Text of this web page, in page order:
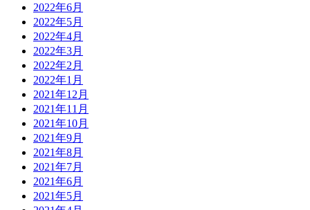
2022年6月
2022年5月
2022年4月
2022年3月
2022年2月
2022年1月
2021年12月
2021年11月
2021年10月
2021年9月
2021年8月
2021年7月
2021年6月
2021年5月